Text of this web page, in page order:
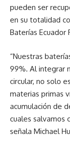
pueden ser
en su totalidad
Baterías Ecuador
“Nuestras
99%. Al integrar
circular, no solo
materias primas
acumulación de
cuales salvamos
señala Michael